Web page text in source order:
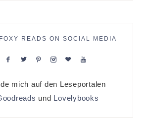
READS ON SOCIAL MEDIA
mich auf den Leseportalen
und Lovelybooks